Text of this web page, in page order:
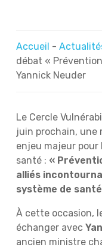
Accueil -
débat «
Yannick Neuder
Le Cercle
juin prochain, une
enjeu majeur pour
santé : «
alliés
système de
À cette occasion,
échanger avec
ancien ministre